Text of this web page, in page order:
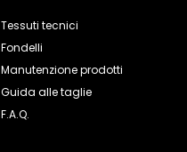
Tessuti tecnici
Fondelli
Manutenzione prodotti
Guida alle taglie
F.A.Q.